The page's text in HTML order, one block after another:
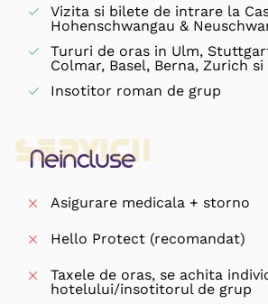
Vizita si bilete de intrare la
Hohenschwangau &
Tururi de oras in Ulm,
Colmar, Basel, Berna, Zurich
Insotitor roman de grup
Neincluse
Servicii
Asigurare medicala + storno
Hello Protect (recomandat)
Taxele de oras, se achita
hotelului/insotitorul de grup